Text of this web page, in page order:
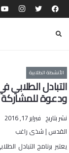
الأنشطة الطلابية
التبادل
ودعوة للمشاركة
نشر بتاريخ فبراير 17, 2016
القدس | شذى راغب
يعتبر برنامج التبادل